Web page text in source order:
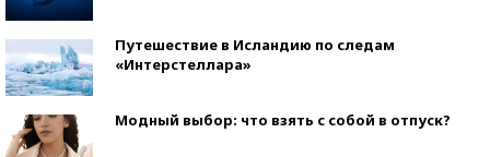
Путешествие в Исландию по следам
«Интерстеллара»
Модный выбор: что взять с собой в отпуск?